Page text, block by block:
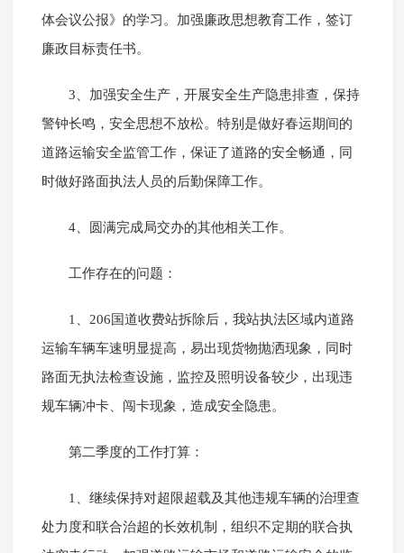
体会议公报》的学习。加强廉政思想教育工作，签订
廉政目标责任书。
3、加强安全生产，开展安全生产隐患排查，保持
警钟长鸣，安全思想不放松。特别是做好春运期间的
道路运输安全监管工作，保证了道路的安全畅通，同
时做好路面执法人员的后勤保障工作。
4、圆满完成局交办的其他相关工作。
工作存在的问题：
1、206国道收费站拆除后，我站执法区域内道路
运输车辆车速明显提高，易出现货物抛洒现象，同时
路面无执法检查设施，监控及照明设备较少，出现违
规车辆冲卡、闯卡现象，造成安全隐患。
第二季度的工作打算：
1、继续保持对超限超载及其他违规车辆的治理查
处力度和联合治超的长效机制，组织不定期的联合执